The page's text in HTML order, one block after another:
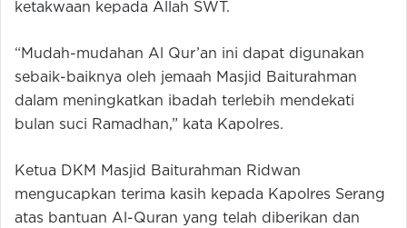
ketakwaan kepada Allah SWT.
“Mudah-mudahan Al Qur’an ini dapat digunakan
sebaik-baiknya oleh jemaah Masjid Baiturahman
dalam meningkatkan ibadah terlebih mendekati
bulan suci Ramadhan,” kata Kapolres.
Ketua DKM Masjid Baiturahman Ridwan
mengucapkan terima kasih kepada Kapolres Serang
atas bantuan Al-Quran yang telah diberikan dan